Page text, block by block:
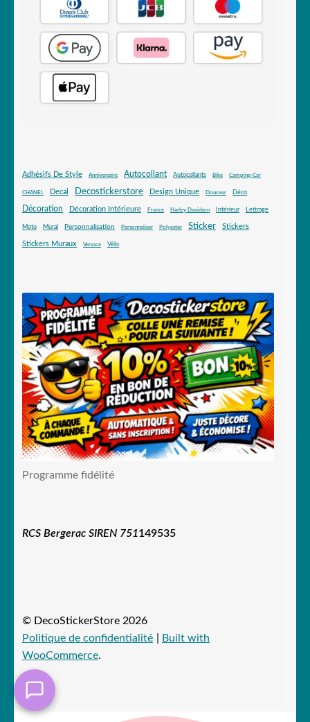
Adhésifs De Style Anniversaire Autocollant Autocollants Bike Camping-Car
CHANEL Decal Decostickerstore Design Unique Douceur Déco
Décoration Décoration Intérieure France Harley Davidson Intérieur Lettrage
Moto Mural Personnalisation Personnaliser Polyester Sticker Stickers
Stickers Muraux Versace Vélo
Programme fidélité
RCS Bergerac SIREN 751149535
© DecoStickerStore 2026
Politique de confidentialité
Built with
WooCommerce.